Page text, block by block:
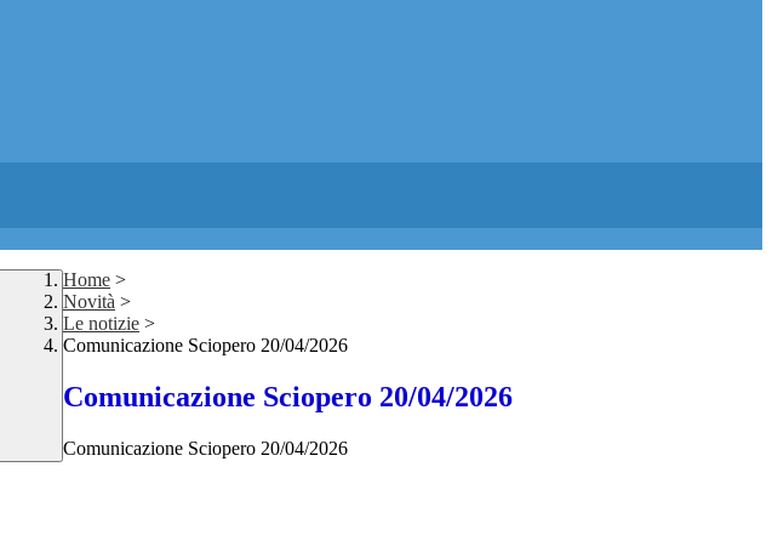
Home >
Novità >
Le notizie >
Comunicazione Sciopero 20/04/2026
Comunicazione Sciopero 20/04/2026
Comunicazione Sciopero 20/04/2026